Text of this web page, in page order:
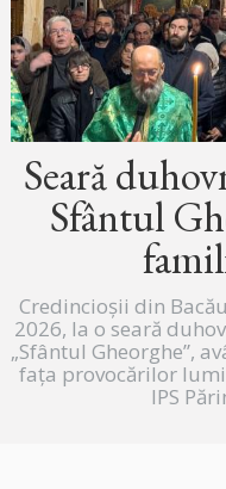
Seară
Sfântul
Credincioșii din
2026, la o seară
„Sfântul Gheorghe”,
fața provocărilor
IPS